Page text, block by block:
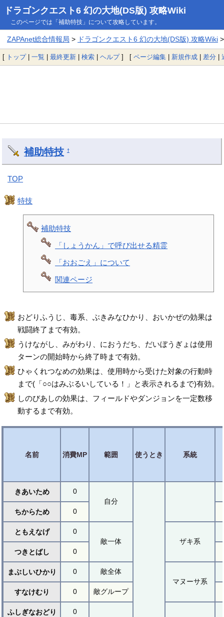
ドラゴンクエスト6 幻の大地(DS版) 攻略Wiki
このページでは「補助特技」について攻略しています。
ZAPAnet総合情報局 > ドラゴンクエスト6 幻の大地(DS版) 攻略Wiki>
[ トップ| 一覧 | 最終更新 | 検索 | ヘルプ] [ ページ編集 | 新規作成 | 差分 |
補助特技 †
TOP
特技
補助特技
「しょうかん」で呼び出せる精霊
「おおごえ」について
関連ページ
おどりふうじ、毒系、ぶきみなひかり、おいかぜの効果は
戦闘終了まで有効。
うけながし、みがわり、におうだち、だいぼうぎょは使用
ターンの開始時から終了時まで有効。
ひゃくれつなめの効果は、使用時から受けた対象の行動時
まで(「○○はみぶるいしている！」と表示されるまで)有効。
しのびあしの効果は、フィールドやダンジョンを一定数移
動するまで有効。
名前 消費MP 範囲 使うとき 系統
きあいため
0
自分
ちからため 0
ともえなげ
0
敵一体
ザキ系
つきとばし
0
まぶしいひかり 0
敵全体
マヌーサ系
すなけむり
0 敵グループ
ふしぎなおどり
0